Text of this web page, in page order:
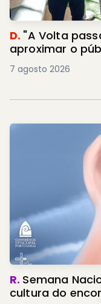
D. "A Volta
aproximar o
7 agosto 2026
R. Semana
cultura do